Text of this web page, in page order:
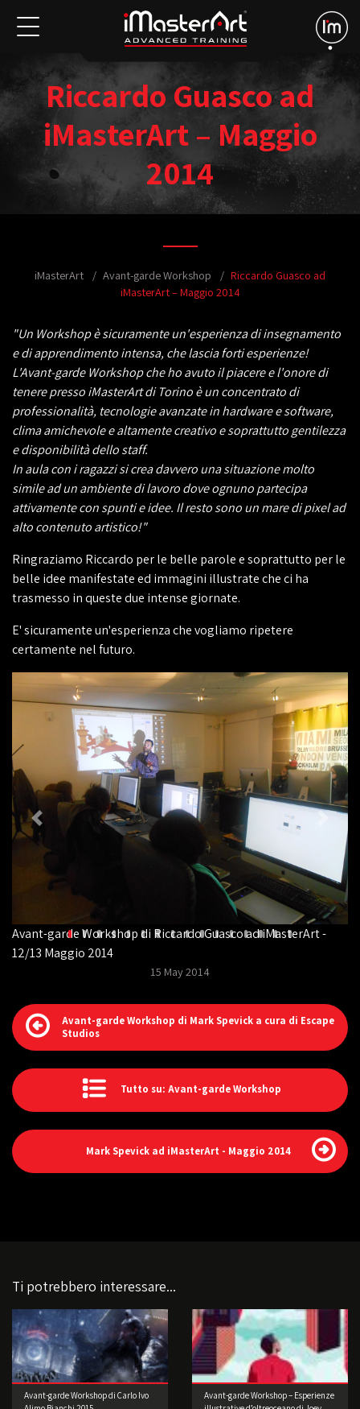
Riccardo Guasco ad
iMasterArt – Maggio
2014
iMasterArt Avant-garde Workshop
Riccardo Guasco ad
iMasterArt – Maggio 2014
"Un Workshop è sicuramente un'esperienza di insegnamento
e di apprendimento intensa, che lascia forti esperienze!
L'Avant-garde Workshop che ho avuto il piacere e l'onore di
tenere presso iMasterArt di Torino è un concentrato di
professionalità, tecnologie avanzate in hardware e software,
clima amichevole e altamente creativo e soprattutto gentilezza
e disponibilità dello staff.
In aula con i ragazzi si crea davvero una situazione molto
simile ad un ambiente di lavoro dove ognuno partecipa
attivamente con spunti e idee. Il resto sono un mare di pixel ad
alto contenuto artistico!"
Ringraziamo Riccardo per le belle parole e soprattutto per le
belle idee manifestate ed immagini illustrate che ci ha
trasmesso in queste due intense giornate.
E' sicuramente un'esperienza che vogliamo ripetere
certamente nel futuro.
Avant-garde Workshop di Riccardo Guasco ad iMasterArt -
12/13 Maggio 2014
15 May 2014
Avant-garde Workshop di Mark Spevick a cura di Escape
Studios
Tutto su: Avant-garde Workshop
Mark Spevick ad iMasterArt - Maggio 2014
Ti potrebbero interessare...
Avant-garde Workshop di Carlo Ivo
Avant-garde Workshop – Esperienze